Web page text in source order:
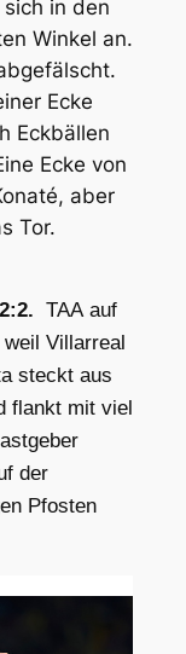
in den
Winkel an.
Ecke
Eckbällen
Ecke von
aber
Tor.
TAA auf
Villarreal
steckt aus
flankt mit viel
der
Pfosten